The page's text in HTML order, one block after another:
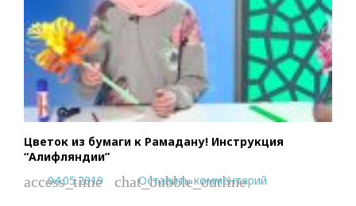
Цветок из бумаги к Рамадану! Инструкция
“Алифляндии”
access_time
04.05.2019 chat_bubble_outline
Оставить комментарий